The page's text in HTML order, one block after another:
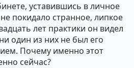
уставившись в личное
покидало странное, липкое
лет практики он видел
один из них не был его
Почему именно этот
сейчас?